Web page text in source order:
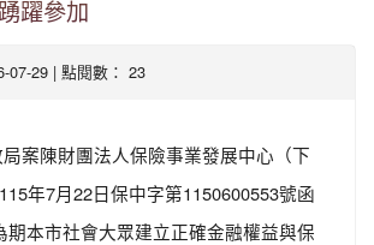
躍參加
07-29 | 點閱數： 23
案陳財團法人保險事業發展中心（下
年7月22日保中字第1150600553號函
期本市社會大眾建立正確金融權益與保